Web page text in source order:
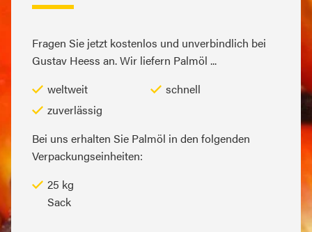
Fragen Sie jetzt kostenlos und unverbindlich bei
Gustav Heess an. Wir liefern Palmöl ...
weltweit
schnell
zuverlässig
Bei uns erhalten Sie Palmöl in den folgenden
Verpackungseinheiten:
25 kg
Sack